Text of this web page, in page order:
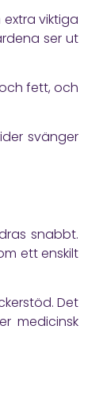
extra viktiga
ser ut
fett, och
svänger
snabbt.
ett enskilt
Det
medicinsk